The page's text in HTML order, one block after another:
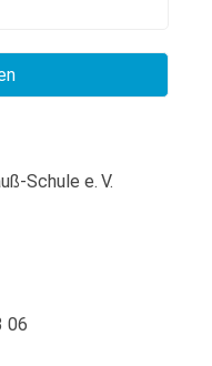
Schule e. V.
06